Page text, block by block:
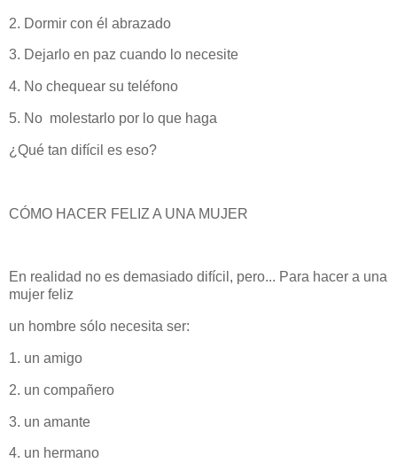
2. Dormir con él abrazado
3. Dejarlo en paz cuando lo necesite
4. No chequear su teléfono
5. No molestarlo por lo que haga
¿Qué tan difícil es eso?
CÓMO HACER FELIZ A UNA MUJER
En realidad no es demasiado difícil, pero... Para hacer a una
mujer feliz
un hombre sólo necesita ser:
1. un amigo
2. un compañero
3. un amante
4. un hermano